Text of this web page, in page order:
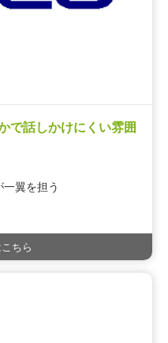
で話しかけにくい雰囲
翼を担う
ちら